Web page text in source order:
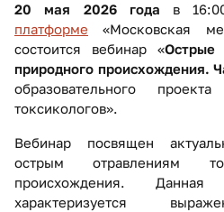
20 мая 2026 года в
платформе «Московская
состоится вебинар «Острые
природного происхождения.
образовательного
токсикологов».
Вебинар посвящен
острым отравлениям
происхождения. Данная
характеризуется